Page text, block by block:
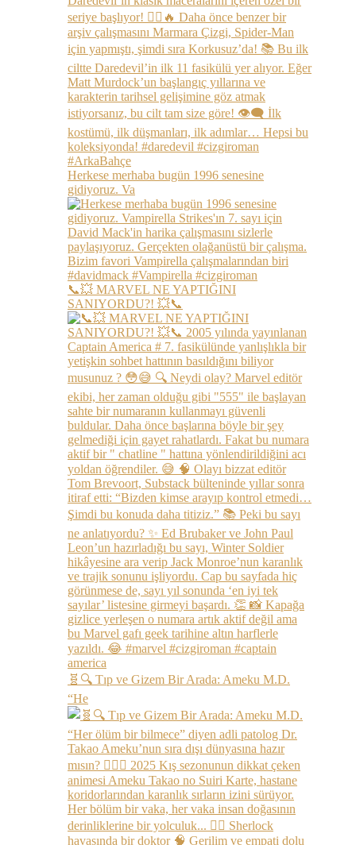
Herkese merhaba bugün 1996 senesine
gidiyoruz. Va
📞💥 MARVEL NE YAPTIĞINI
SANIYORDU?! 💥📞
🧬🔍 Tıp ve Gizem Bir Arada: Ameku M.D.
“He